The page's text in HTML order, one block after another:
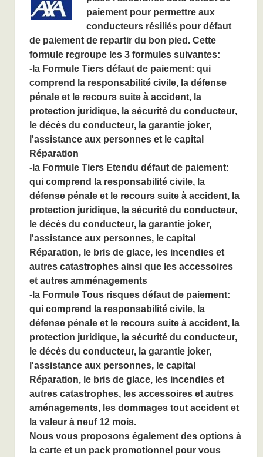
paiement pour permettre aux
conducteurs résiliés pour défaut
de paiement de repartir du bon pied. Cette
formule regroupe les 3 formules suivantes:
-la Formule Tiers défaut de paiement: qui
comprend la responsabilité civile, la défense
pénale et le recours suite à accident, la
protection juridique, la sécurité du conducteur,
le décès du conducteur, la garantie joker,
l'assistance aux personnes et le capital
Réparation
-la Formule Tiers Etendu défaut de paiement:
qui comprend
la responsabilité civile, la
défense pénale et le recours suite à accident, la
protection juridique, la sécurité du conducteur,
le décès du conducteur, la garantie joker,
l'assistance aux personnes, le capital
Réparation, le bris de glace, les incendies et
autres catastrophes ainsi que les accessoires
et autres amménagements
-la Formule Tous risques défaut de paiement:
qui comprend
la responsabilité civile, la
défense pénale et le recours suite à accident, la
protection juridique, la sécurité du conducteur,
le décès du conducteur, la garantie joker,
l'assistance aux personnes, le capital
Réparation, le bris de glace, les incendies et
autres catastrophes, les accessoires et autres
aménagements, les dommages tout accident et
la valeur à neuf 12 mois.
Nous vous proposons également des options à
la carte et un pack promotionnel pour vous